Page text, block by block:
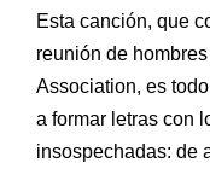
Esta canción, que
reunión de
Association, es
a formar letras con
insospechadas: de